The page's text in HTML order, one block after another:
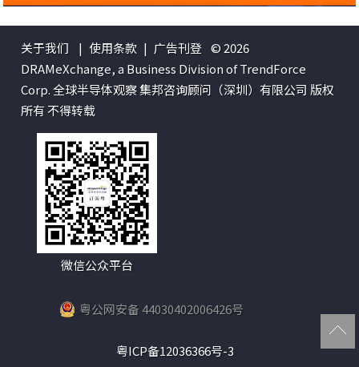
关于我们 | 使用条款 | 广告刊登 © 2026
DRAMeXchange, a Business Division of TrendForce
Corp. 全球半导体观察 集邦咨询顾问（深圳）有限公司 版权
所有 不得转载
微信公众平台
粤公网安备 44030402006426号
粤ICP备12036366号-3